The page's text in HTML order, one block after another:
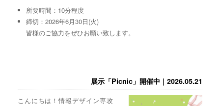
所要時間：10分程度
締切：2026年6月30日(火)
皆様のご協力をぜひお願い致します。
展示「Picnic」開催中｜2026.05.21
こんにちは！情報デザイン専攻